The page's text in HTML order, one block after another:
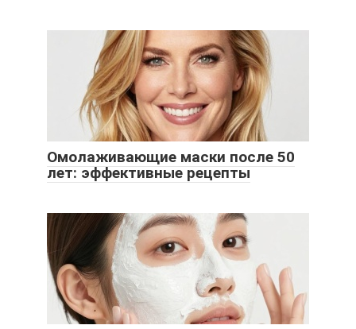
Омолаживающие маски после 50
лет: эффективные рецепты